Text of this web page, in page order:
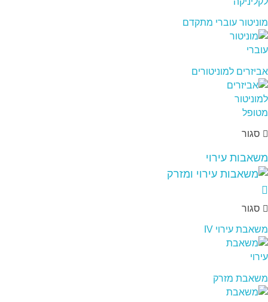
מוניטור עוברי מתקדם
אביזרים למוניטורים
סגור
משאבות עירוי
סגור
משאבת עירוי IV
משאבת מזרק